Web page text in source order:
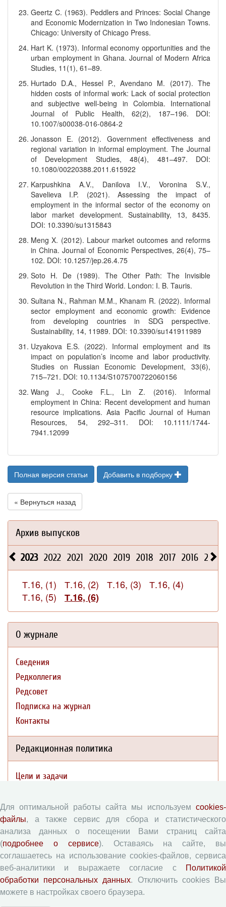
Geertz C. (1963). Peddlers and Princes: Social Change
and Economic Modernization in Two Indonesian Towns.
Chicago: University of Chicago Press.
Hart K. (1973). Informal economy opportunities and the
urban employment in Ghana. Journal of Modern Africa
Studies, 11(1), 61–89.
Hurtado D.A., Hessel P., Avendano M. (2017). The
hidden costs of informal work: Lack of social protection
and subjective well-being in Colombia. International
Journal of Public Health, 62(2), 187–196. DOI:
10.1007/s00038-016-0864-2
Jonasson E. (2012). Government effectiveness and
regional variation in informal employment. The Journal
of Development Studies, 48(4), 481–497. DOI:
10.1080/00220388.2011.615922
Karpushkina A.V., Danilova I.V., Voronina S.V.,
Savelieva I.P. (2021). Assessing the impact of
employment in the informal sector of the economy on
labor market development. Sustainability, 13, 8435.
DOI: 10.3390/su1315843
Meng X. (2012). Labour market outcomes and reforms
in China. Journal of Economic Perspectives, 26(4), 75–
102. DOI: 10.1257/jep.26.4.75
Soto H. De (1989). The Other Path: The Invisible
Revolution in the Third World. London: I. B. Tauris.
Sultana N., Rahman M.M., Khanam R. (2022). Informal
sector employment and economic growth: Evidence
from developing countries in SDG perspective.
Sustainability, 14, 11989. DOI: 10.3390/su141911989
Uzyakova E.S. (2022). Informal employment and its
impact on population’s income and labor productivity.
Studies on Russian Economic Development, 33(6),
715–721. DOI: 10.1134/S1075700722060156
Wang J., Cooke F.L., Lin Z. (2016). Informal
employment in China: Recent development and human
resource implications. Asia Pacific Journal of Human
Resources, 54, 292–311. DOI: 10.1111/1744-
7941.12099
Полная версия статьи Добавить в подборку
« Вернуться назад
Архив выпусков
2023 2022 2021 2020 2019 2018 2017 2016 2015
Т.16, (1) Т.16, (2) Т.16, (3)
Т.16, (4)
Т.16, (5)
Т.16, (6)
О журнале
Сведения
Редколлегия
Редсовет
Подписка на журнал
Контакты
Редакционная политика
Цели и задачи
Рецензирование
Публикационная этика
Индексирование
Архивация
Политика открытого доступа
Политика раскрытия
Для оптимальной работы сайта мы используем cookies-
файлы, а также сервис для сбора и статистического
анализа данных о посещении Вами страниц сайта
(подробнее о сервисе). Оставаясь на сайте, вы
соглашаетесь на использование cookies-файлов, сервиса
веб-аналитики и выражаете согласие с
Политикой
обработки персональных данных. Отключить cookies Вы
можете в настройках своего браузера.